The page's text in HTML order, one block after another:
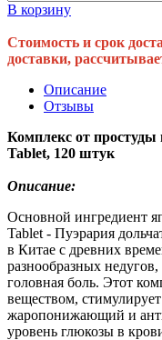
В корзину
Стоимость и срок
доставки,
Описание
Отзывы
Комплекс от
Tablet, 120 штук
Описание:
Основной ингредиент
Tablet - Пуэрария
в Китае с древних
разнообразных
головная боль. Этот
веществом,
жаропонижающий и
уровень глюкозы в